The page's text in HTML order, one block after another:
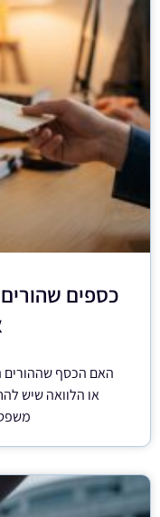
כספים
האם הכסף שההורים
או הלוואה שיש